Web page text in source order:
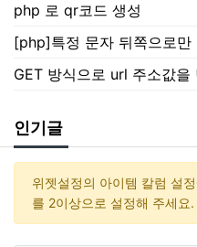
php 로 qr코드 생성
[php]특정 문자 뒤쪽으로만
GET 방식으로 url 주소값을
인기글
위젯설정의 아이템 칼럼 설
를 2이상으로 설정해 주세요.